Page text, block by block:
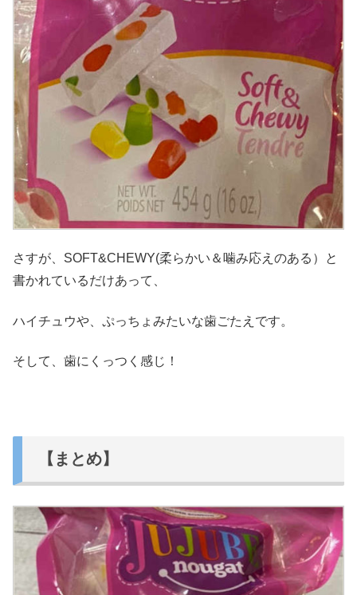
さすが、SOFT&CHEWY(柔らかい＆噛み応えのある）と
書かれているだけあって、
ハイチュウや、ぷっちょみたいな歯ごたえです。
そして、歯にくっつく感じ！
【まとめ】